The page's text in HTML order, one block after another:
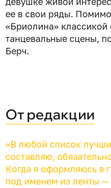
ее в свои ряды.
«Бриолина»
танцевальные сцены,
Берч.
От редакции
«В любой список
составляю,
Когда я оформляюсь в
под именем из ленты —